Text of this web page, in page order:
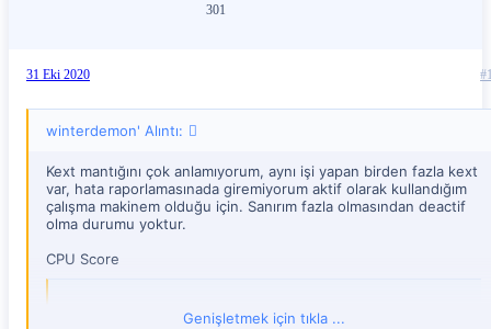
301
31 Eki 2020
winterdemon' Alıntı:
Kext mantığını çok anlamıyorum, aynı işi yapan birden fazla kext
var, hata raporlamasınada giremiyorum aktif olarak kullandığım
çalışma makinem olduğu için. Sanırım fazla olmasından deactif
olma durumu yoktur.
CPU Score
MacPro5,1 vs MacPro5,1 - Geekbench
Genişletmek için tıkla ...